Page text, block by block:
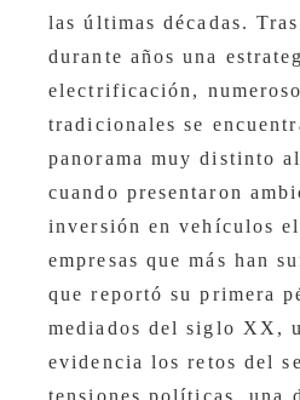
las últimas décadas.
durante años una
electrificación,
tradicionales se
panorama muy distinto
cuando presentaron
inversión en vehículos
empresas que más han
que reportó su primera
mediados del siglo XX,
evidencia los retos del
tensiones políticas, una